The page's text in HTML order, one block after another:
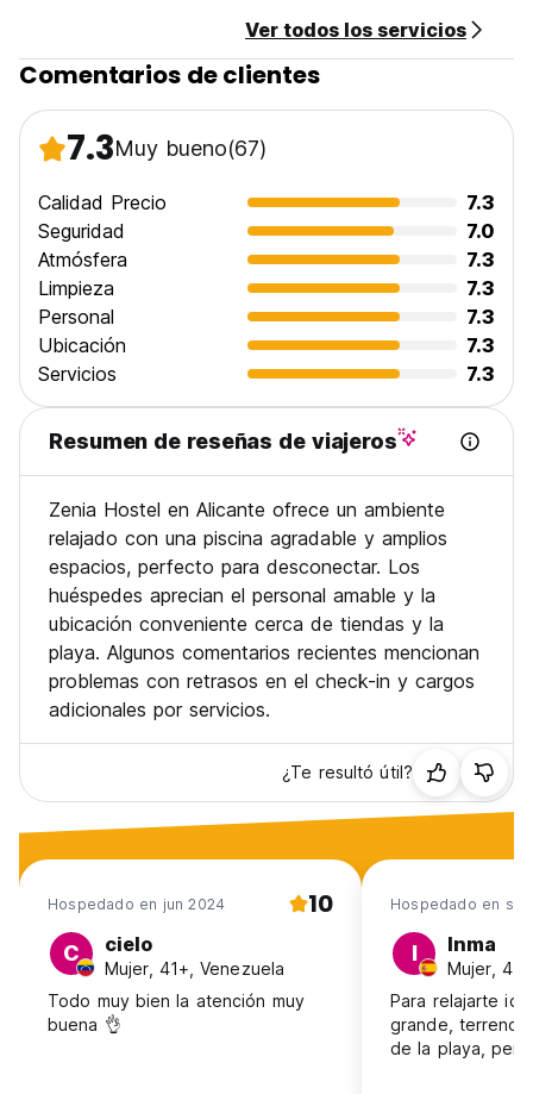
Pago al llegar por tarjetas de efectivo, crédito y débito
Impuestos incluidos
Desayuno no incluido
General:
Recepción de 24 horas.
Sin condiciones especiales (Auto-translated from original
language)
Ver todos los servicios
Comentarios de clientes
7.3Muy bueno(67)
Calidad Precio
7.3
Seguridad
7.0
Atmósfera
7.3
Limpieza
7.3
Personal
7.3
Ubicación
7.3
Servicios
7.3
Resumen de reseñas de viajeros
Zenia Hostel en Alicante ofrece un ambiente
relajado con una piscina agradable y amplios
espacios, perfecto para desconectar. Los
huéspedes aprecian el personal amable y la
ubicación conveniente cerca de tiendas y la
playa. Algunos comentarios recientes mencionan
problemas con retrasos en el check-in y cargos
adicionales por servicios.
¿Te resultó útil?
Hospedado en jun 2024 10
C cielo
Mujer, 41+, Venezuela
Todo muy bien la atención muy
buena 👌
Hospedado en
I Inma
Mujer,
Para relajarte
grande, terreno
de la playa,